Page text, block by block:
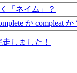
「ネイム」？
か compleat か
しました！